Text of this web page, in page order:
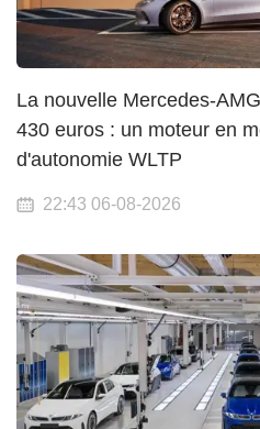
La nouvelle Mercedes-
430 euros : un moteur en
d'autonomie WLTP
22:43 06-08-2026